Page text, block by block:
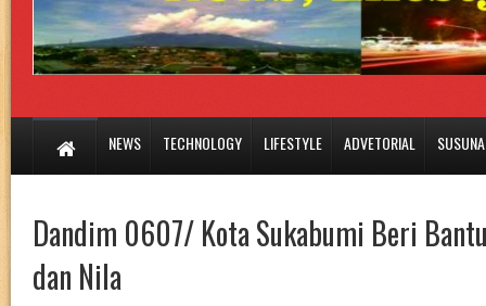
NEWS TECHNOLOGY LIFESTYLE ADVETORIAL
Dandim 0607/ Kota Sukabumi Beri
dan Nila